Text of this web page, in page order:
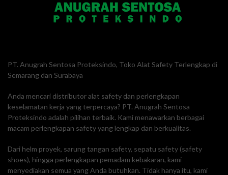
PT. Anugrah Sentosa Proteksindo, Toko Alat Safety Terlengkap di
Semarang dan Surabaya
Anda mencari distributor alat safety dan perlengkapan
keselamatan kerja yang terpercaya? PT. Anugrah Sentosa
Proteksindo adalah pilihan terbaik. Kami menawarkan berbagai
macam perlengkapan safety yang lengkap dan berkualitas.
Dari helm proyek, sarung tangan safety, sepatu safety (safety
shoes), hingga perlengkapan pemadam kebakaran, kami
menyediakan semua yang Anda butuhkan. Tidak hanya itu, kami